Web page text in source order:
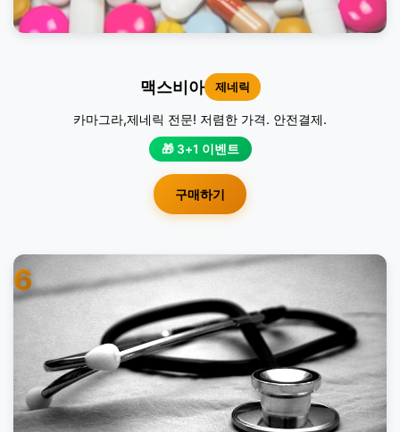
맥스비아 제네릭
카마그라,제네릭 전문! 저렴한 가격. 안전결제.
🎁 3+1 이벤트
구매하기
6